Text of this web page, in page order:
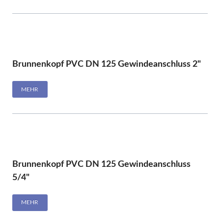
Brunnenkopf PVC DN 125 Gewindeanschluss 2"
MEHR
Brunnenkopf PVC DN 125 Gewindeanschluss
5/4"
MEHR